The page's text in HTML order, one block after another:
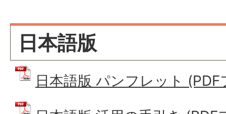
日本語版
日本語版 パンフレット